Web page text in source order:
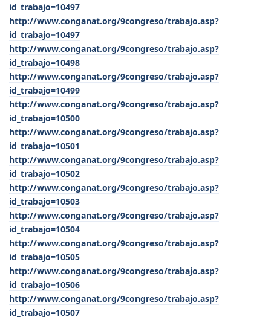
id_trabajo=10497
http://www.conganat.org/9congreso/trabajo.asp?
id_trabajo=10497
http://www.conganat.org/9congreso/trabajo.asp?
id_trabajo=10498
http://www.conganat.org/9congreso/trabajo.asp?
id_trabajo=10499
http://www.conganat.org/9congreso/trabajo.asp?
id_trabajo=10500
http://www.conganat.org/9congreso/trabajo.asp?
id_trabajo=10501
http://www.conganat.org/9congreso/trabajo.asp?
id_trabajo=10502
http://www.conganat.org/9congreso/trabajo.asp?
id_trabajo=10503
http://www.conganat.org/9congreso/trabajo.asp?
id_trabajo=10504
http://www.conganat.org/9congreso/trabajo.asp?
id_trabajo=10505
http://www.conganat.org/9congreso/trabajo.asp?
id_trabajo=10506
http://www.conganat.org/9congreso/trabajo.asp?
id_trabajo=10507